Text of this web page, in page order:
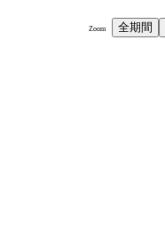
Zoom 全期間